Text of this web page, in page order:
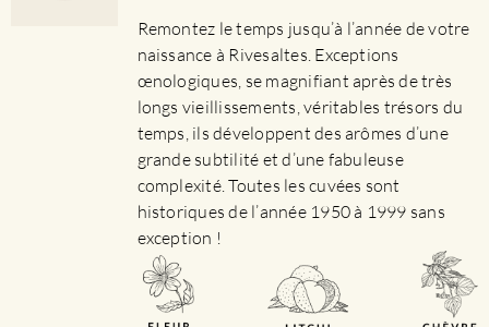
sur
la
page
du
produit
Remontez le temps jusqu’à l’année de votre
naissance à Rivesaltes. Exceptions
œnologiques, se magnifiant après de très
longs vieillissements, véritables trésors du
temps, ils développent des arômes d’une
grande subtilité et d’une fabuleuse
complexité. Toutes les cuvées sont
historiques de l’année 1950 à 1999 sans
exception !